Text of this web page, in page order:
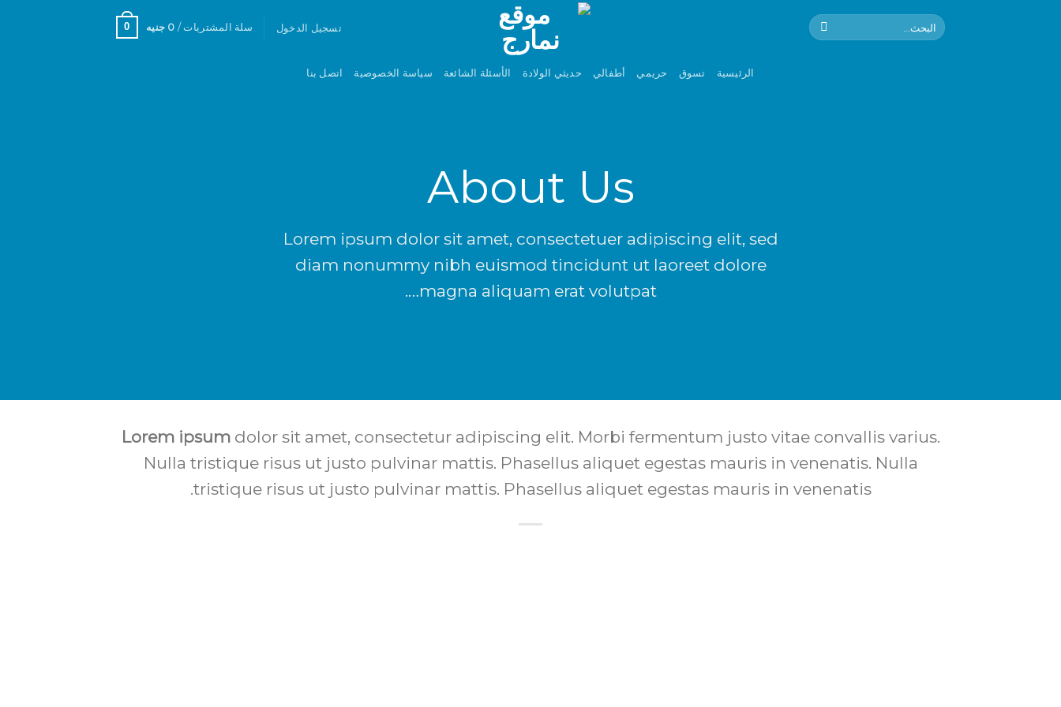
البحث
عن:
تسجيل الدخول سلة المشتريات / 0 جنيه 0
الرئيسية تسوق حريمي أطفالي حديثي الولادة الأسئلة الشائعة سياسة الخصوصية اتصل بنا
About Us
Lorem ipsum dolor sit amet, consectetuer adipiscing elit, sed
diam nonummy nibh euismod tincidunt ut laoreet dolore
magna aliquam erat volutpat….
Lorem ipsumdolor sit amet, consectetur adipiscing elit. Morbi fermentum justo vitae convallis varius.
Nulla tristique risus ut justo pulvinar mattis. Phasellus aliquet egestas mauris in venenatis. Nulla
tristique risus ut justo pulvinar mattis. Phasellus aliquet egestas mauris in venenatis.